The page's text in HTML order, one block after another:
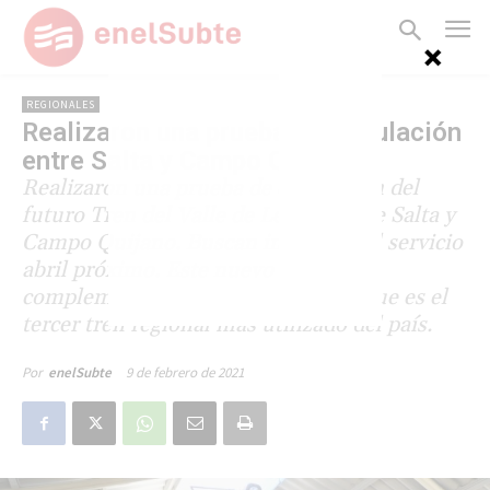
REGIONALES
Realizaron una prueba de circulación
entre Salta y Campo Quijano
Realizaron una prueba de circulación del
futuro Tren del Valle de Lerma, entre Salta y
Campo Quijano. Buscan inaugurar el servicio
abril próximo. Este nuevo servicio
complementará al Güemes - Salta, que es el
tercer tren regional más utilizado del país.
Por enelSubte 9 de febrero de 2021